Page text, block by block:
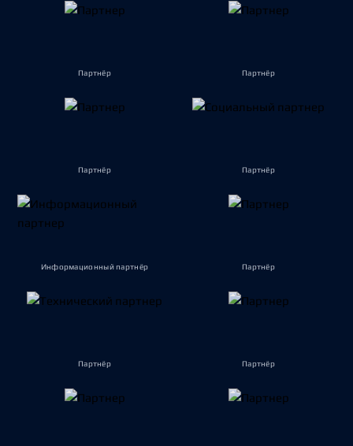
Партнёр Партнёр
Партнёр Партнёр
Информационный партнёр Партнёр
Партнёр Партнёр